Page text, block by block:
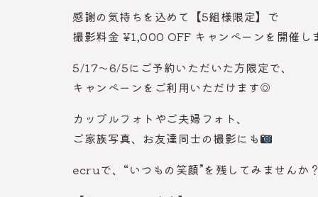
感謝の気持ちを込めて【5組様限定】で
撮影料金 ¥1,000 OFF キャンペーンを開催し
5/17〜6/5にご予約いただいた方限定で、
キャンペーンをご利用いただけます◎
カップルフォトやご夫婦フォト、
ご家族写真、お友達同士の撮影にも
ecruで、“いつもの笑顔”を残してみませんか